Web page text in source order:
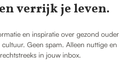
verrijk je leven.
en inspiratie over gezond ouder
Geen spam. Alleen nuttige en
in jouw inbox.